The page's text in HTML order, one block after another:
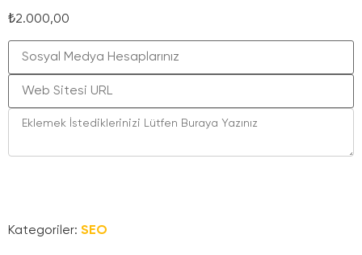
₺2.000,00
Kategoriler: SEO